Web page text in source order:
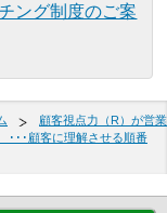
ング制度のご案
顧客視点力（R）が営業
･･･顧客に理解させる順番